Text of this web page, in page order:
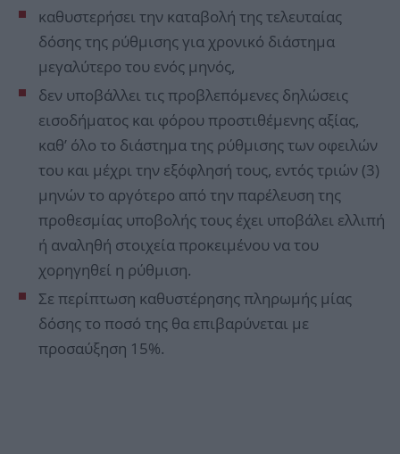
καθυστερήσει την καταβολή της τελευταίας
δόσης της ρύθμισης για χρονικό διάστημα
μεγαλύτερο του ενός μηνός,
δεν υποβάλλει τις προβλεπόμενες δηλώσεις
εισοδήματος και φόρου προστιθέμενης αξίας,
καθ’ όλο το διάστημα της ρύθμισης των οφειλών
του και μέχρι την εξόφλησή τους, εντός τριών (3)
μηνών το αργότερο από την παρέλευση της
προθεσμίας υποβολής τους έχει υποβάλει ελλιπή
ή αναληθή στοιχεία προκειμένου να του
χορηγηθεί η ρύθμιση.
Σε περίπτωση καθυστέρησης πληρωμής μίας
δόσης το ποσό της θα επιβαρύνεται με
προσαύξηση 15%.